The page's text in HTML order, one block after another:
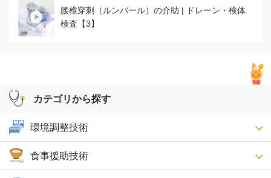
腰椎穿刺（ルンバール）の介助 | ドレーン・検体
検査【3】
カテゴリから探す
環境調整技術
食事援助技術